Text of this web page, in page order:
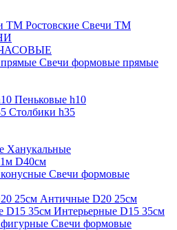
Ростовские Свечи ТМ
Свечи формовые прямые
Пеньковые h10
Столбики h35
Ханукальные
D40см
Свечи формовые
Античные D20 25см
Интерьерные D15 35см
Свечи формовые